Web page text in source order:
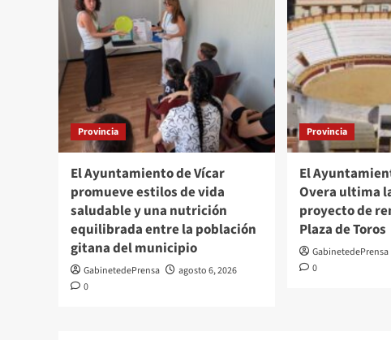
Provincia
El Ayuntamiento de Vícar
promueve estilos de vida
saludable y una nutrición
equilibrada entre la población
gitana del municipio
GabinetedePrensa
agosto 6, 2026
0
Provincia
El
Overa ultima
proyecto de
Plaza de Toros
GabinetedePrensa
0